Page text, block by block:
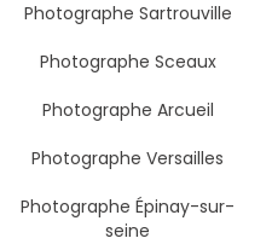
Photographe Sartrouville
Photographe Sceaux
Photographe Arcueil
Photographe Versailles
Photographe Épinay-sur-
seine